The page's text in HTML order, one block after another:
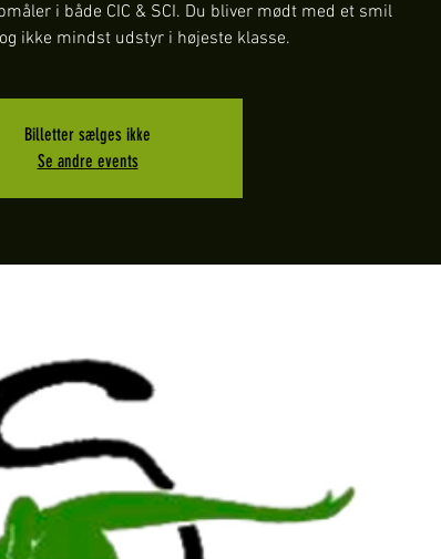
i både CIC & SCI. Du bliver mødt med et smil
Billetter sælges ikke
Se andre events